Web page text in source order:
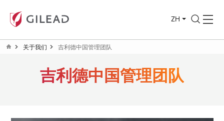
ZH
关于我们 吉利德中国管理团队
吉利德中国管理团队